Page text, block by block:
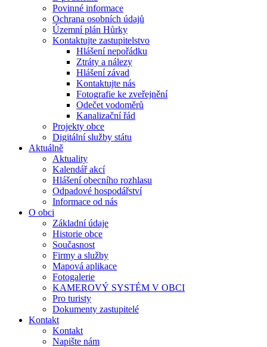
Povinné informace
Ochrana osobních údajů
Územní plán Hůrky
Kontaktujte zastupitelstvo
Hlášení nepořádku
Ztráty a nálezy
Hlášení závad
Kontaktujte nás
Fotografie ke zveřejnění
Odečet vodoměrů
Kanalizační řád
Projekty obce
Digitální služby státu
Aktuálně
Aktuality
Kalendář akcí
Hlášení obecního rozhlasu
Odpadové hospodářství
Informace od nás
O obci
Základní údaje
Historie obce
Současnost
Firmy a služby
Mapová aplikace
Fotogalerie
KAMEROVÝ SYSTÉM V OBCI
Pro turisty
Dokumenty zastupitelé
Kontakt
Kontakt
Napište nám